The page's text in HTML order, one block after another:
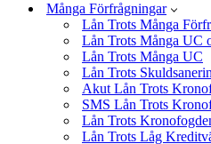
Många Förfrågningar
Lån Trots Många
Lån Trots Många UC
Lån Trots Många UC
Lån Trots
Akut Lån Trots
SMS Lån Trots
Lån Trots
Lån Trots Låg